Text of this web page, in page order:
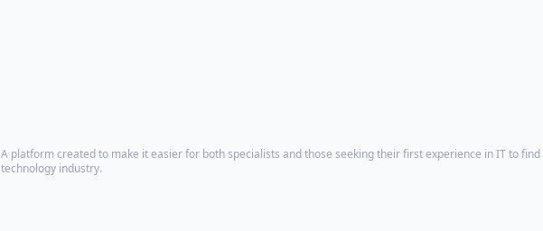
A platform created to make it easier for both specialists and those seeking their first experience in IT to find
technology industry.